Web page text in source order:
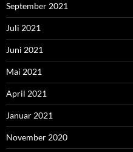
September 2021
Juli 2021
Juni 2021
Mai 2021
April 2021
Januar 2021
November 2020